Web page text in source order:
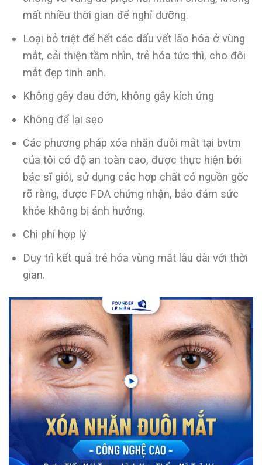
mất nhiều thời gian để nghỉ dưỡng.
Loại bỏ triệt để hết các dấu vết lão hóa ở vùng
mắt, cải thiện tầm nhìn, trẻ hóa tức thì, cho đôi
mắt đẹp tinh anh.
Không gây đau đớn, không gây kích ứng
Không để lại sẹo
Các phương pháp xóa nhăn đuôi mắt tại bvtm
của tôi có độ an toàn cao, được thực hiện bới
bác sĩ giỏi, sử dụng các hợp chất có nguồn gốc
rõ ràng, được FDA chứng nhận, bảo đảm sức
khỏe không bị ảnh hưởng.
Chi phí hợp lý
Duy trì kết quả trẻ hóa vùng mắt lâu dài với thời
gian.